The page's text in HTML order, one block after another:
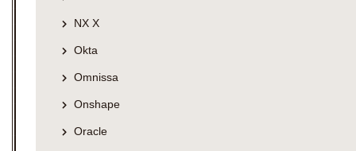
NX X
Okta
Omnissa
Onshape
Oracle